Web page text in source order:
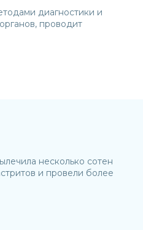
диагностики и
проводит
несколько сотен
и провели более